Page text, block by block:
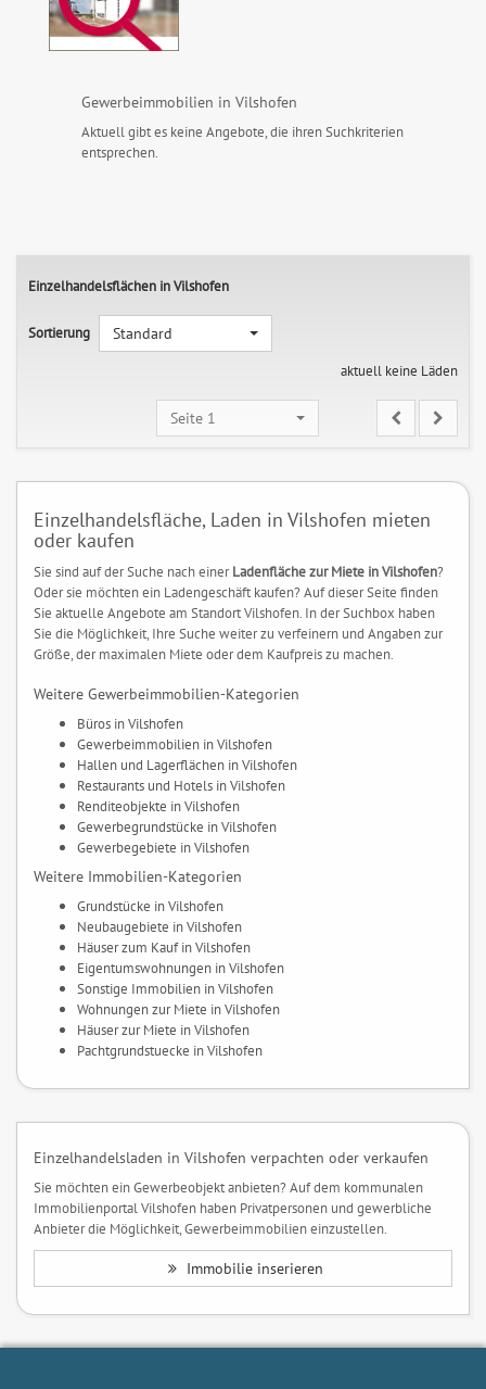
Gewerbeimmobilien in Vilshofen
Aktuell gibt es keine Angebote, die ihren Suchkriterien
entsprechen.
Einzelhandelsflächen in Vilshofen
Sortierung
Standard
aktuell keine Läden
Seite 1
Einzelhandelsfläche, Laden in Vilshofen mieten
oder kaufen
Sie sind auf der Suche nach einerLadenfläche zur Miete in Vilshofen?
Oder sie möchten ein Ladengeschäft kaufen? Auf dieser Seite finden
Sie aktuelle Angebote am Standort Vilshofen. In der Suchbox haben
Sie die Möglichkeit, Ihre Suche weiter zu verfeinern und Angaben zur
Größe, der maximalen Miete oder dem Kaufpreis zu machen.
Weitere Gewerbeimmobilien-Kategorien
Büros in Vilshofen
Gewerbeimmobilien in Vilshofen
Hallen und Lagerflächen in Vilshofen
Restaurants und Hotels in Vilshofen
Renditeobjekte in Vilshofen
Gewerbegrundstücke in Vilshofen
Gewerbegebiete in Vilshofen
Weitere Immobilien-Kategorien
Grundstücke in Vilshofen
Neubaugebiete in Vilshofen
Häuser zum Kauf in Vilshofen
Eigentumswohnungen in Vilshofen
Sonstige Immobilien in Vilshofen
Wohnungen zur Miete in Vilshofen
Häuser zur Miete in Vilshofen
Pachtgrundstuecke in Vilshofen
Einzelhandelsladen in Vilshofen verpachten oder verkaufen
Sie möchten ein Gewerbeobjekt anbieten? Auf dem kommunalen
Immobilienportal Vilshofen haben Privatpersonen und gewerbliche
Anbieter die Möglichkeit, Gewerbeimmobilien einzustellen.
Immobilie inserieren